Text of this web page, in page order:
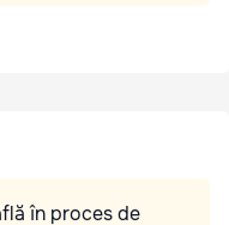
în proces de